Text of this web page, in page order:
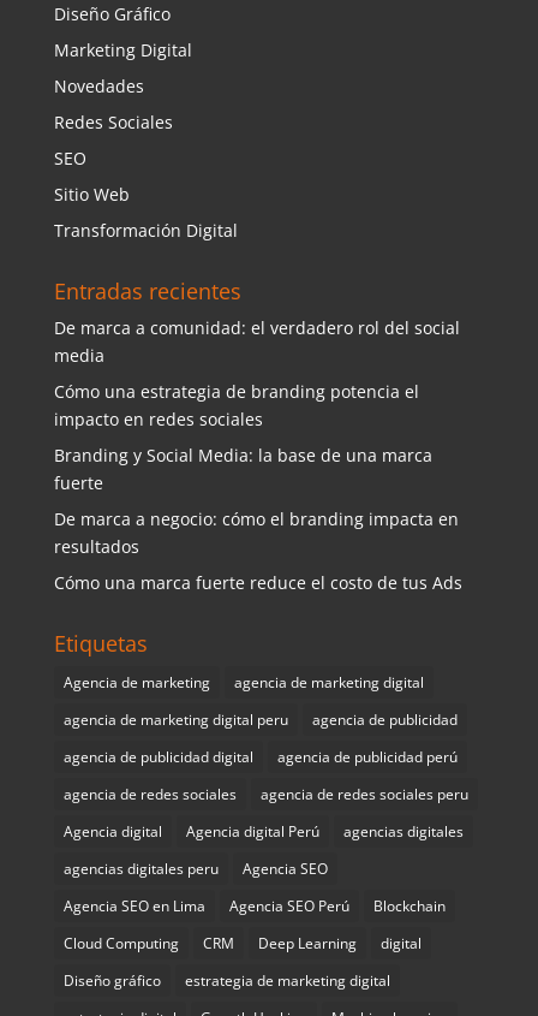
Diseño Gráfico
Marketing Digital
Novedades
Redes Sociales
SEO
Sitio Web
Transformación Digital
Entradas recientes
De marca a comunidad: el verdadero rol del social
media
Cómo una estrategia de branding potencia el
impacto en redes sociales
Branding y Social Media: la base de una marca
fuerte
De marca a negocio: cómo el branding impacta en
resultados
Cómo una marca fuerte reduce el costo de tus Ads
Etiquetas
Agencia de marketing
agencia de marketing digital
agencia de marketing digital peru
agencia de publicidad
agencia de publicidad digital
agencia de publicidad perú
agencia de redes sociales
agencia de redes sociales peru
Agencia digital
Agencia digital Perú
agencias digitales
agencias digitales peru
Agencia SEO
Agencia SEO en Lima
Agencia SEO Perú
Blockchain
Cloud Computing
CRM Deep Learning
digital
Diseño gráfico
estrategia de marketing digital